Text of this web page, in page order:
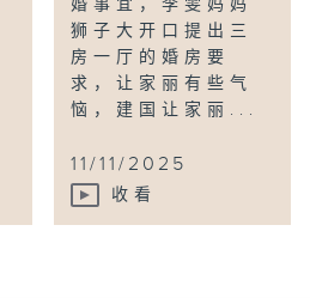
婚事宜，李雯妈妈
狮子大开口提出三
房一厅的婚房要
求，让家丽有些气
恼，建国让家丽...
11/11/2025
收看